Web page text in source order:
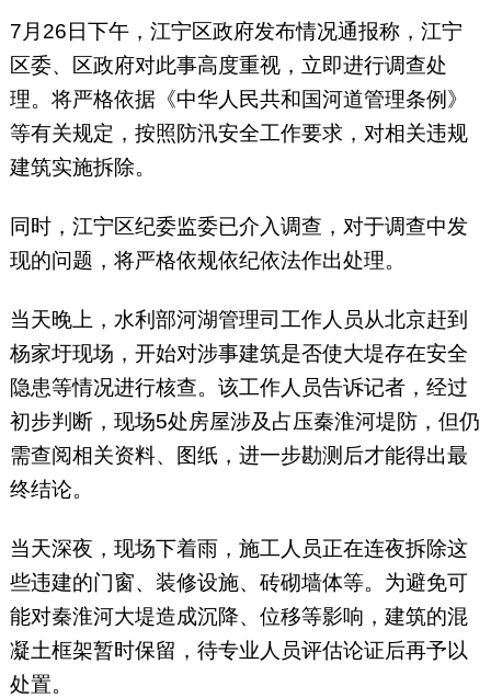
7月26日下午，江宁区政府发布情况通报称，江宁
区委、区政府对此事高度重视，立即进行调查处
理。将严格依据《中华人民共和国河道管理条例》
等有关规定，按照防汛安全工作要求，对相关违规
建筑实施拆除。
同时，江宁区纪委监委已介入调查，对于调查中发
现的问题，将严格依规依纪依法作出处理。
当天晚上，水利部河湖管理司工作人员从北京赶到
杨家圩现场，开始对涉事建筑是否使大堤存在安全
隐患等情况进行核查。该工作人员告诉记者，经过
初步判断，现场5处房屋涉及占压秦淮河堤防，但仍
需查阅相关资料、图纸，进一步勘测后才能得出最
终结论。
当天深夜，现场下着雨，施工人员正在连夜拆除这
些违建的门窗、装修设施、砖砌墙体等。为避免可
能对秦淮河大堤造成沉降、位移等影响，建筑的混
凝土框架暂时保留，待专业人员评估论证后再予以
处置。